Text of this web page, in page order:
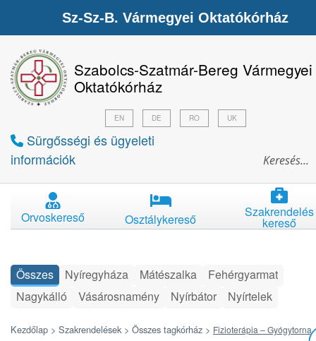
Szabolcs-Szatmár-Bereg Vármegyei
Oktatókórház
Sürgősségi és ügyeleti
információk
EN DE RO UK
Orvoskereső Osztálykereső Szakrendelés
kereső
Összes Nyíregyháza Mátészalka
Fehérgyarmat
Nagykálló
Vásárosnamény Nyírbátor Nyírtelek
Kezdőlap > Szakrendelések > Összes tagkórház > Fizioterápia – Gyógytorna
Sz-Sz-B. Vármegyei Oktatókórház